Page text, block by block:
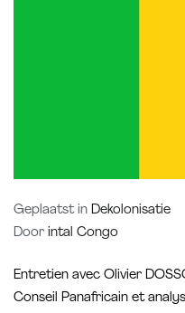
Geplaatst in Dekolonisatie
Door intal Congo
Entretien avec Olivier
Conseil Panafricain et